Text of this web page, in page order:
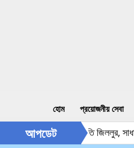
হোম প্রয়োজনীয় সেবা
আপডেট
শহর প্রেসক্লাবের সভাপতি জিললুর,